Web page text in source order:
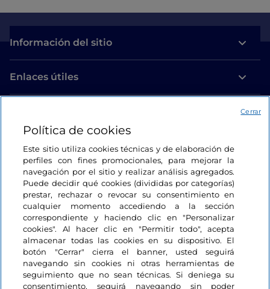
Información del sitio
Enlaces útiles
Estamos en contacto
Política de cookies
Este sitio utiliza cookies técnicas y de elaboración de
perfiles con fines promocionales, para mejorar la
navegación por el sitio y realizar análisis agregados.
Puede decidir qué cookies (divididas por categorías)
prestar, rechazar o revocar su consentimiento en
cualquier momento accediendo a la sección
correspondiente y haciendo clic en "Personalizar
cookies". Al hacer clic en "Permitir todo", acepta
almacenar todas las cookies en su dispositivo. El
botón "Cerrar" cierra el banner, usted seguirá
navegando sin cookies ni otras herramientas de
seguimiento que no sean técnicas. Si deniega su
consentimiento, seguirá navegando sin poder
Cerrar